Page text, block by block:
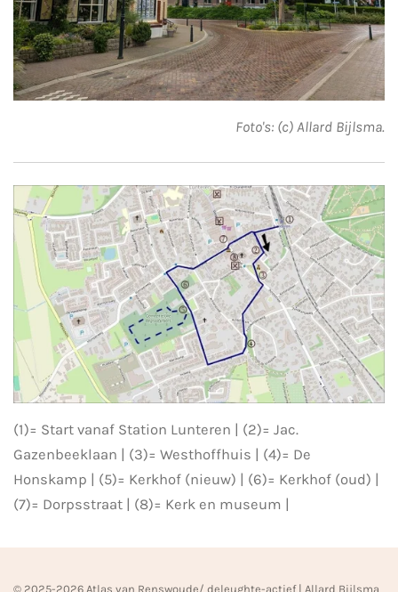
Foto's: (c) Allard Bijlsma.
(1)= Start vanaf Station Lunteren | (2)= Jac.
Gazenbeeklaan | (3)= Westhoffhuis | (4)= De
Honskamp | (5)= Kerkhof (nieuw) | (6)= Kerkhof (oud) |
(7)= Dorpsstraat | (8)= Kerk en museum |
© 2025-2026 Atlas van Renswoude/ deleughte-actief | Allard Bijlsma